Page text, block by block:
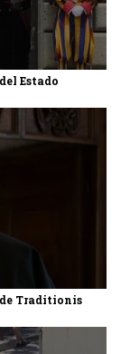
Estado
Traditionis